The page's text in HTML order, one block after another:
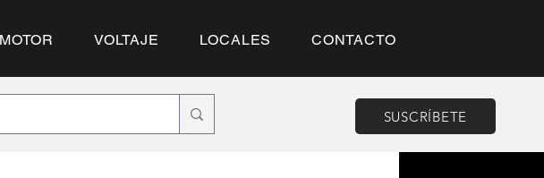
VOLTAJE LOCALES CONTACTO
SUSCRÍBETE